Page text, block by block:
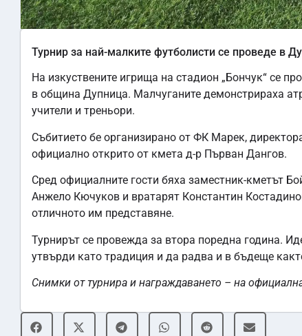
Турнир за най-малките футболисти се проведе в
На изкуствените игрища на стадион „Бончук“ се
в община Дупница. Малчуганите демонстрираха
учители и треньори.
Събитието бе организирано от ФК Марек,
официално открито от кмета д-р Първан Дангов.
Сред официалните гости бяха заместник-кметът
Анжело Кючуков и вратарят Константин
отличното им представяне.
Турнирът се провежда за втора поредна година.
утвърди като традиция и да радва и в бъдеще
Снимки от турнира и награждаването – на